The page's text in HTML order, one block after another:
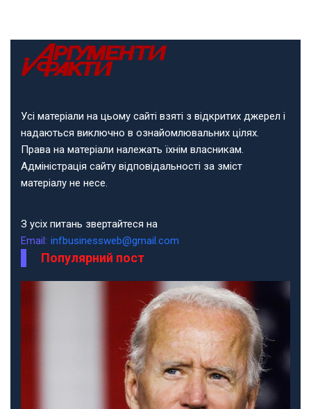
Усі матеріали на цьому сайті взяті з відкритих джерел і
надаються виключно в ознайомлювальних цілях.
Права на матеріали належать їхнім власникам.
Адміністрація сайту відповідальності за зміст
матеріалу не несе.
З усіх питань звертайтеся на
Email: infbusinessweb@gmail.com
Популярний пост